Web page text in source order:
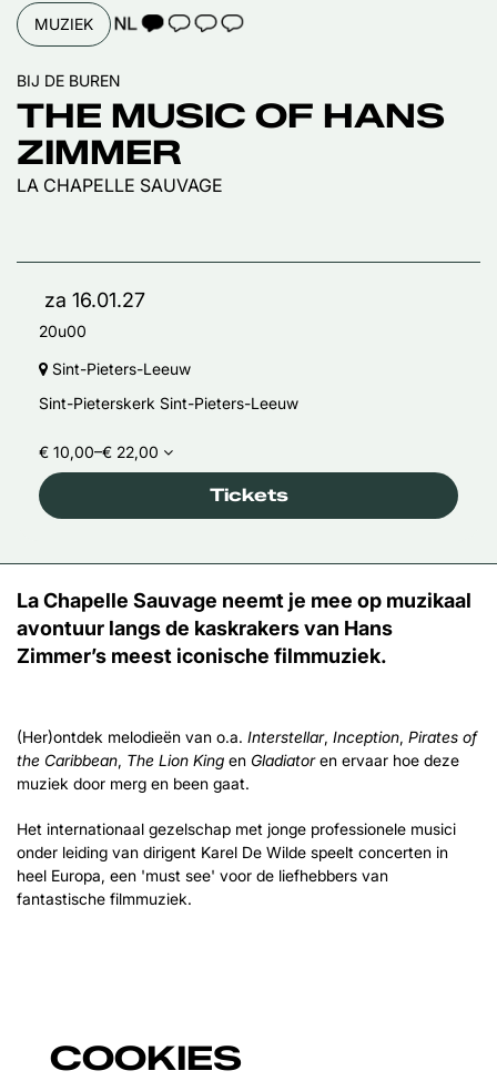
MUZIEK TAALICOON 1
THE MUSIC OF HANS
ZIMMER
LA CHAPELLE SAUVAGE
BIJ DE BUREN
za 16.01.27
20u00
Sint-Pieters-Leeuw
Sint-Pieterskerk Sint-Pieters-Leeuw
€ 10,00–€ 22,00
Tickets
La Chapelle Sauvage neemt je mee op muzikaal
avontuur langs de kaskrakers van Hans
Zimmer’s meest iconische filmmuziek.
(Her)ontdek melodieën van o.a. Interstellar, Inception, Pirates of
the Caribbean, The Lion King en Gladiatoren ervaar hoe deze
muziek door merg en been gaat.
Het internationaal gezelschap met jonge professionele musici
onder leiding van dirigent Karel De Wilde speelt concerten in
heel Europa, een 'must see' voor de liefhebbers van
fantastische filmmuziek.
COOKIES